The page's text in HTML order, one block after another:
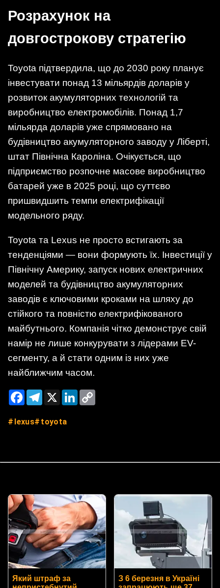
Розрахунок на
довгострокову стратегію
Toyota підтвердила, що до 2030 року планує
інвестувати понад 13 мільярдів доларів у
розвиток акумуляторних технологій та
виробництво електромобілів. Понад 1,7
мільярда доларів уже спрямовано на
будівництво акумуляторного заводу у Ліберті,
штат Північна Кароліна. Очікується, що
підприємство розпочне масове виробництво
батарей уже в 2025 році, що суттєво
пришвидшить темпи електрифікації
модельного ряду.
Toyota та Lexus не просто встигають за
тенденціями — вони формують їх. Інвестиції у
Північну Америку, запуск нових електричних
моделей та будівництво акумуляторних
заводів є ключовими кроками на шляху до
стійкого та повністю електрифікованого
майбутнього. Компанія чітко демонструє свій
намір не лише конкурувати з лідерами EV-
сегменту, а й стати одним із них уже
найближчим часом.
FacebookTelegram
X LinkedIn
lexus toyota
Який штраф за
З 6 березня в Україні